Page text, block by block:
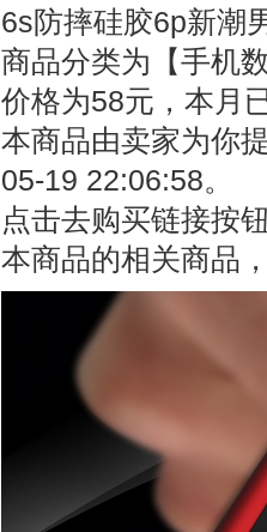
6s防摔硅胶6p新潮
商品分类为【手机
价格为58元，本月
本商品由卖家为你
05-19 22:06:58。
点击去购买链接按
本商品的相关商品